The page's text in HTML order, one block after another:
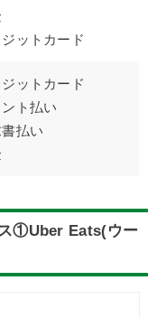
ジットカード
ジットカード
ント払い
書払い
①Uber Eats(ウー